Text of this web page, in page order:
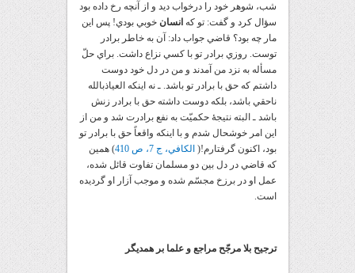
شب، شوهر خود را درخواب ديد و از آنچه رخ داده بود
سؤال کرد و گفت: تو که انسان خوبي بودي! پس اين
مار چه بود؟ قاضي جواب داد: آن به خاطر برادر
توست. روزي برادر تو با کسي نزاع داشت. براي حلّ
مسأله به نزد من آمدند و من در دل خود دوست
داشتم که حق با برادر تو باشد. ـ نه اينکه العياذبالله
ناحقي باشد، بلکه دوست داشته حق با برادر زنش
باشد ـ البته نتيجۀ حکميّت به نفع برادرت شد و من از
اين امر خوشحال شدم و با اينکه واقعاً حق با برادر تو
بود، اکنون گرفتارم!( الکافي، ج 7، ص 410
) همين
که قاضي در دل بين دو مسلمان تفاوت قائل شده،
عمل او در برزخ مجسّم شده و موجب آزار او گرديده
است.
ترجيح بلا مرجّح مراجع و علما بر همديگر